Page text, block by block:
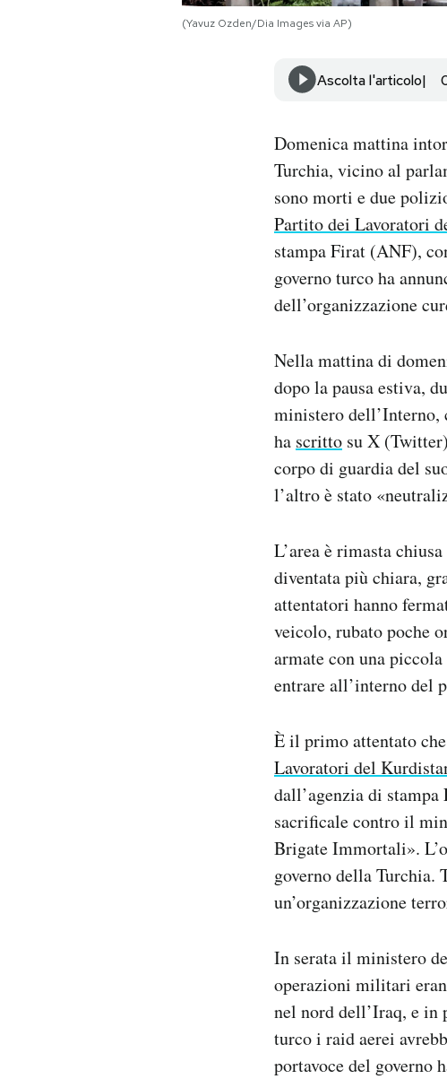
(Yavuz Ozden/Dia Images via AP)
Ascolta l'articolo
Domenica mattina
Turchia, vicino al
sono morti e due
Partito dei Lavoratori
stampa Firat (ANF),
governo turco ha
dell’organizzazione
Nella mattina di
dopo la pausa estiva,
ministero
ha scritto su X
corpo di guardia del
l’altro è stato
L’area è rimasta
diventata più chiara,
attentatori hanno
veicolo, rubato poche
armate con una
entrare all’interno del
È il primo attentato
Lavoratori del
dall’agenzia di
sacrificale contro il
Brigate Immortali». L’
governo della Turchia.
un’organizzazione
In serata il ministero
operazioni militari
nel nord dell’Iraq, e in
turco i raid aerei
portavoce del governo